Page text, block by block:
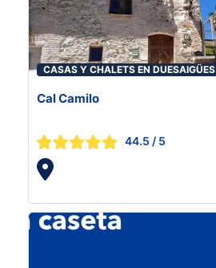
CASAS Y CHALETS EN DUESAIGÜES
Cal Camilo
44.5 / 5